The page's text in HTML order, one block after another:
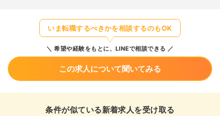
いま転職するべきかを相談するのもOK
希望や経験をもとに、LINEで相談できる
この求人について聞いてみる
条件が似ている新着求人を受け取る